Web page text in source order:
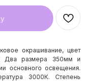
окрашивание, цвет
Два размера 350мм и
основного освещения.
3000К. Степень